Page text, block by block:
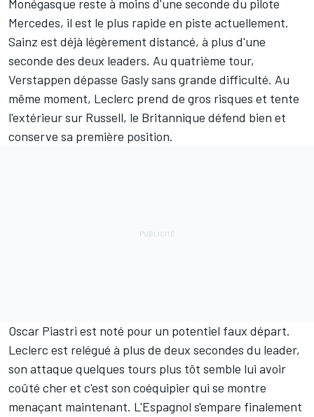
Monégasque reste à moins d'une seconde du pilote
Mercedes, il est le plus rapide en piste actuellement.
Sainz est déjà légèrement distancé, à plus d'une
seconde des deux leaders. Au quatrième tour,
Verstappen dépasse Gasly sans grande difficulté. Au
même moment, Leclerc prend de gros risques et tente
l'extérieur sur Russell, le Britannique défend bien et
conserve sa première position.
Oscar Piastri est noté pour un potentiel faux départ.
Leclerc est relégué à plus de deux secondes du leader,
son attaque quelques tours plus tôt semble lui avoir
coûté cher et c'est son coéquipier qui se montre
menaçant maintenant. L'Espagnol s'empare finalement